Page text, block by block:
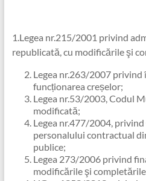
1.Legea nr.215/2001 privind
republicată, cu modificările şi
Legea nr.263/2007 privind
funcționarea creșelor;
Legea nr.53/2003, Codul
modificată;
Legea nr.477/2004,
personalului contractual
publice;
Legea 273/2006 privind
modificările şi